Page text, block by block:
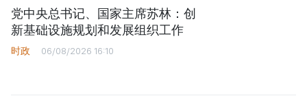
党中央总书记、国家主席苏林：创
新基础设施规划和发展组织工作
时政 06/08/2026 16:10